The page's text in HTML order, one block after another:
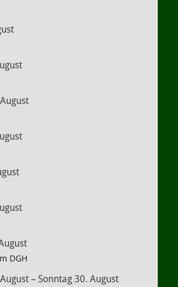
August
DGH
August – Sonntag 30. August